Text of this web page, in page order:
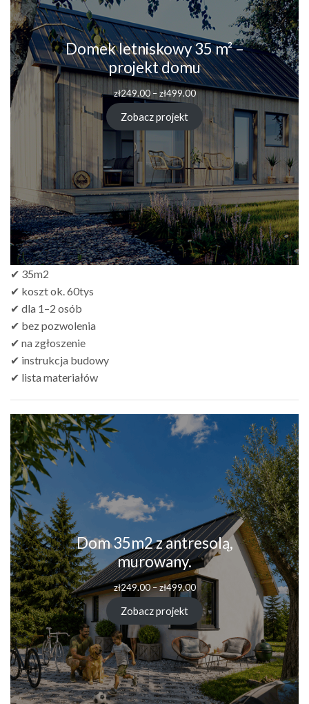
Domek letniskowy 35 m² –
projekt domu
zł249.00 – zł499.00
Zobacz projekt
✔ 35m2
✔ koszt ok. 60tys
✔ dla 1–2 osób
✔ bez pozwolenia
✔ na zgłoszenie
✔ instrukcja budowy
✔ lista materiałów
Dom 35m2 z antresolą,
murowany.
zł249.00–zł499.00
Zobacz projekt